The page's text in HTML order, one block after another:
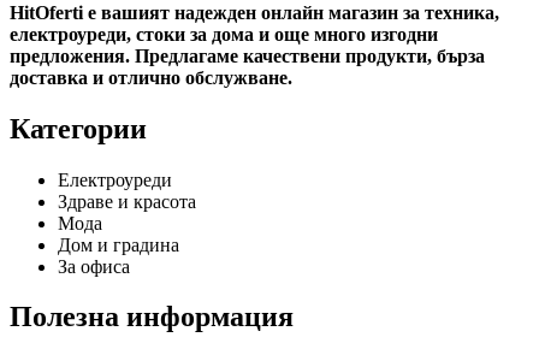
HitOferti е вашият надежден онлайн магазин за техника,
електроуреди, стоки за дома и още много изгодни
предложения. Предлагаме качествени продукти, бърза
доставка и отлично обслужване.
Категории
Електроуреди
Здраве и красота
Мода
Дом и градина
За офиса
Полезна информация